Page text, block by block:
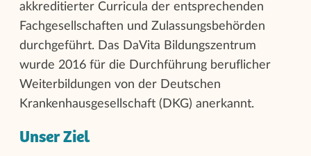
akkreditierter Curricula der entsprechenden
Fachgesellschaften und Zulassungsbehörden
durchgeführt. Das DaVita Bildungszentrum
wurde 2016 für die Durchführung beruflicher
Weiterbildungen von der Deutschen
Krankenhausgesellschaft (DKG) anerkannt.
Unser Ziel